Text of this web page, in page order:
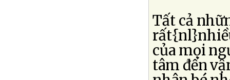
Tất cả
của mọi
tâm đến